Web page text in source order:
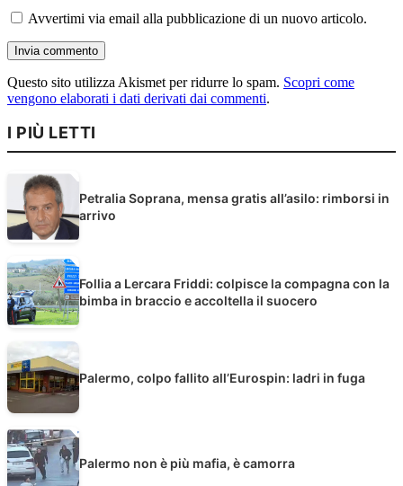
Avvertimi via email alla pubblicazione di un nuovo articolo.
Questo sito utilizza Akismet per ridurre lo spam. Scopri come
vengono elaborati i dati derivati dai commenti.
I PIÙ LETTI
Petralia Soprana, mensa gratis all’asilo: rimborsi in
arrivo
Follia a Lercara Friddi: colpisce la compagna con la
bimba in braccio e accoltella il suocero
Palermo, colpo fallito all’Eurospin: ladri in fuga
Palermo non è più mafia, è camorra